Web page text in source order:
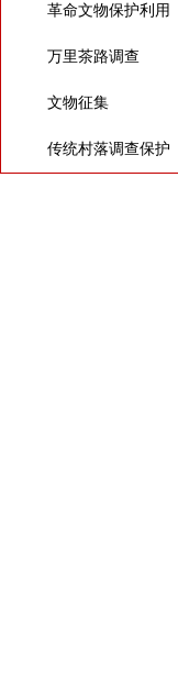
革命文物保护利用
万里茶路调查
文物征集
传统村落调查保护